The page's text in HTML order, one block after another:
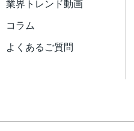
業界トレンド動画
コラム
よくあるご質問